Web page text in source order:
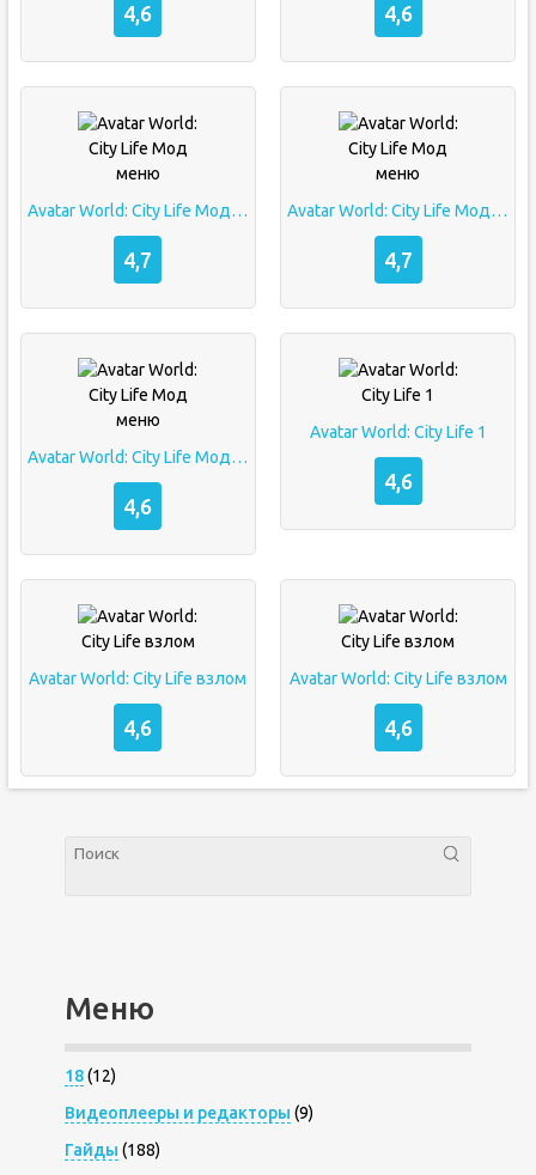
4,6 4,6
Avatar World: City Life Мод меню
4,7
Avatar World: City Life Мод меню
4,7
Avatar World: City Life Мод меню
4,6
Avatar World: City Life 1
4,6
Avatar World: City Life взлом
4,6
Avatar World: City Life взлом
4,6
Меню
18(12)
Видеоплееры и редакторы (9)
Гайды (188)